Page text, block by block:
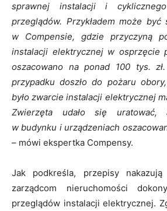
sprawnej instalacji i
przeglądów. Przykładem może być
w Compensie, gdzie przyczyną
instalacji elektrycznej w osprzęcie
oszacowano na ponad 100 tys.
przypadku doszło do pożaru
było zwarcie instalacji elektrycznej
Zwierzęta udało się
w budynku i urządzeniach
– mówi ekspertka Compensy.
Jak podkreśla, przepisy nakazują
zarządcom nieruchomości
przeglądów instalacji elektrycznej.